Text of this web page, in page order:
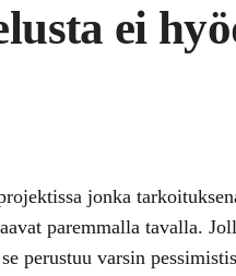
ei
jonka
paremmalla tavalla.
perustuu varsin